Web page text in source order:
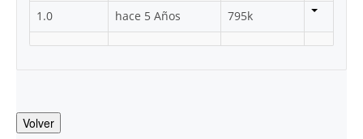
1.0
hace 5 Años 795k
Volver